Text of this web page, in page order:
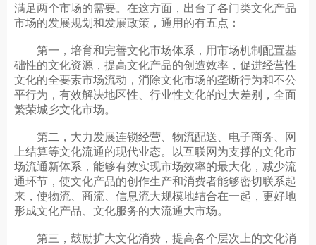
满足两个市场的需要。在这方面，出台了各门类文化产品
市场的发展规划和发展政策，通用的有五点：
第一，培育和完善文化市场体系，用市场机制配置基
础性的文化资源，提高文化产品的创造效率，促进经营性
文化的全要素市场流动，消除文化市场的垄断行为和不公
平行为，有效解决地区性、行业性文化的过大差别，全面
繁荣城乡文化市场。
第二，大力发展连锁经营、物流配送、电子商务、网
上结算等文化流通的现代业态。以互联网为支撑的文化市
场流通新体系，能够有效实现市场效率的最大化，减少流
通环节，使文化产品的创作生产和消费者能够密切联系起
来，使物流、商流、信息流大规模地结合在一起，更好地
形成文化产品、文化服务的大流通大市场。
第三，鼓励扩大文化消费，提高各个层次上的文化消